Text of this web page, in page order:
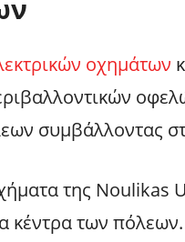
οχημάτων
συμβάλλοντας
της Noulikas
κέντρα των